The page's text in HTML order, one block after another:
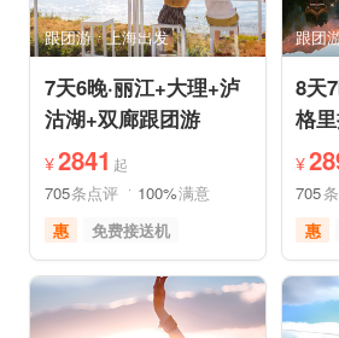
跟团游 上海出发
7天6晚·丽江+大理+泸
沽湖+双廊跟团游
¥2841 起
705条点评 100%满意
惠
免费接送机
品质游
世界遗产
美食享受
摄影之旅
自然山水
跟团
8天
格
助游
¥
705
惠
品
雪
摄